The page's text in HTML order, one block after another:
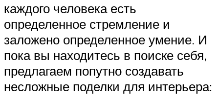
каждого человека есть
определенное стремление и
заложено определенное умение. И
пока вы находитесь в поиске себя,
предлагаем попутно создавать
несложные поделки для интерьера: